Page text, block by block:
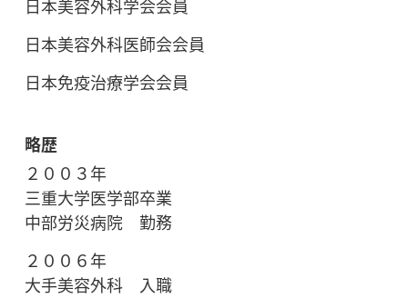
日本美容外科学会会員
日本美容外科医師会会員
日本免疫治療学会会員
略歴
２００３年
三重大学医学部卒業
中部労災病院 勤務
２００６年
大手美容外科 入職